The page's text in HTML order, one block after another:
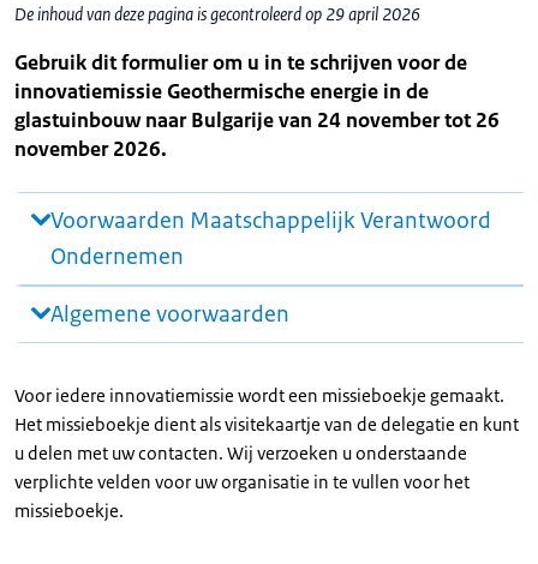
De inhoud van deze pagina is gecontroleerd op 29 april 2026
Gebruik dit formulier om u in te schrijven voor de
innovatiemissie Geothermische energie in de
glastuinbouw naar Bulgarije van 24 november tot 26
november 2026.
Voorwaarden Maatschappelijk Verantwoord
Ondernemen
Algemene voorwaarden
Voor iedere innovatiemissie wordt een missieboekje gemaakt.
Het missieboekje dient als visitekaartje van de delegatie en kunt
u delen met uw contacten. Wij verzoeken u onderstaande
verplichte velden voor uw organisatie in te vullen voor het
missieboekje.